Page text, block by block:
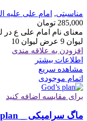
مناسبتی, امام علی علیه
285,000 تومان
معنای نام امام علی ع در
لیوان 9 عرض لیوان 10
افزودن به علاقه مندی
اطلاعات بیشتر
مشاهده سریع
اتمام موجودی
برای مقایسه اضافه کنید
ماگ سرامیکی _ God’s plan